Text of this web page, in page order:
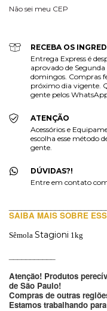
Não sei meu CEP
RECEBA OS
Entrega Express é
aprovado de Segunda
domingos. Compras
próximo dia vigente.
gente pelos
ATENÇÃO
Acessórios e
escolha esse método
gente.
DÚVIDAS?!
Entre em contato
SAIBA MAIS SOBRE
Sêmola Stagioni 1kg
Atenção! Produtos
de São Paulo!
Compras de outras
Estamos trabalhando